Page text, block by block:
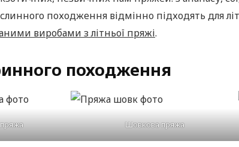
походження відмінно підходять для
виробами з літньої пряжі.
походження
Шовкова пряжа